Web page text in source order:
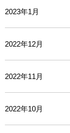
2023年1月
2022年12月
2022年11月
2022年10月